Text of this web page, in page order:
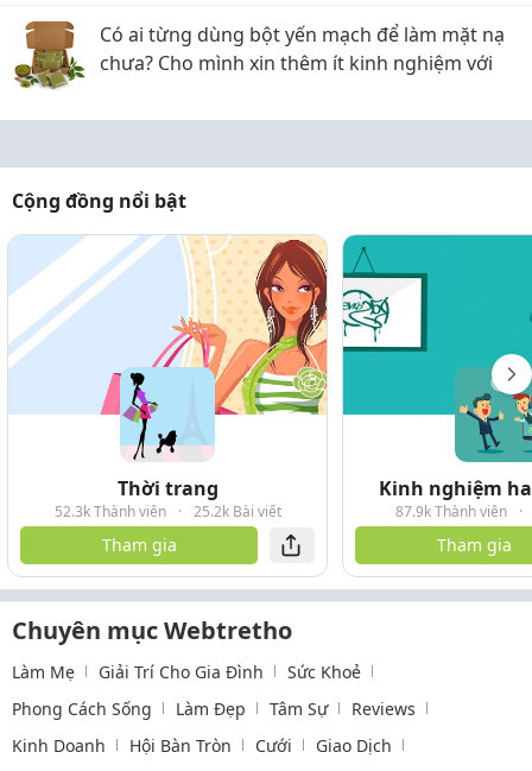
Có ai từng dùng bột yến mạch để làm mặt nạ
chưa? Cho mình xin thêm ít kinh nghiệm với
Cộng đồng nổi bật
Thời trang
52.3k Thành viên · 25.2k Bài viết
Tham gia
Kinh nghiệm
87.9k Thành viên ·
Tham gia
Chuyên mục Webtretho
Làm Mẹ Giải Trí Cho Gia Đình
Sức Khoẻ
Phong Cách Sống
Làm Đẹp Tâm Sự
Reviews
Kinh Doanh
Hội Bàn Tròn Cưới
Giao Dịch